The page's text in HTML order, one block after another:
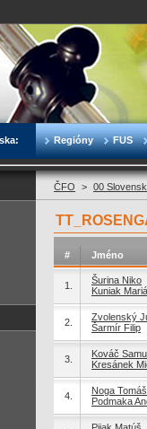
Regióny FUS
ČFO > 00
# Jméno
1.
Šurina Niko
Kuniak
2.
Zvolenský
Šarmír Filip
3.
Kováč
Kresánek
4.
Noga Tomáš
Podmaka